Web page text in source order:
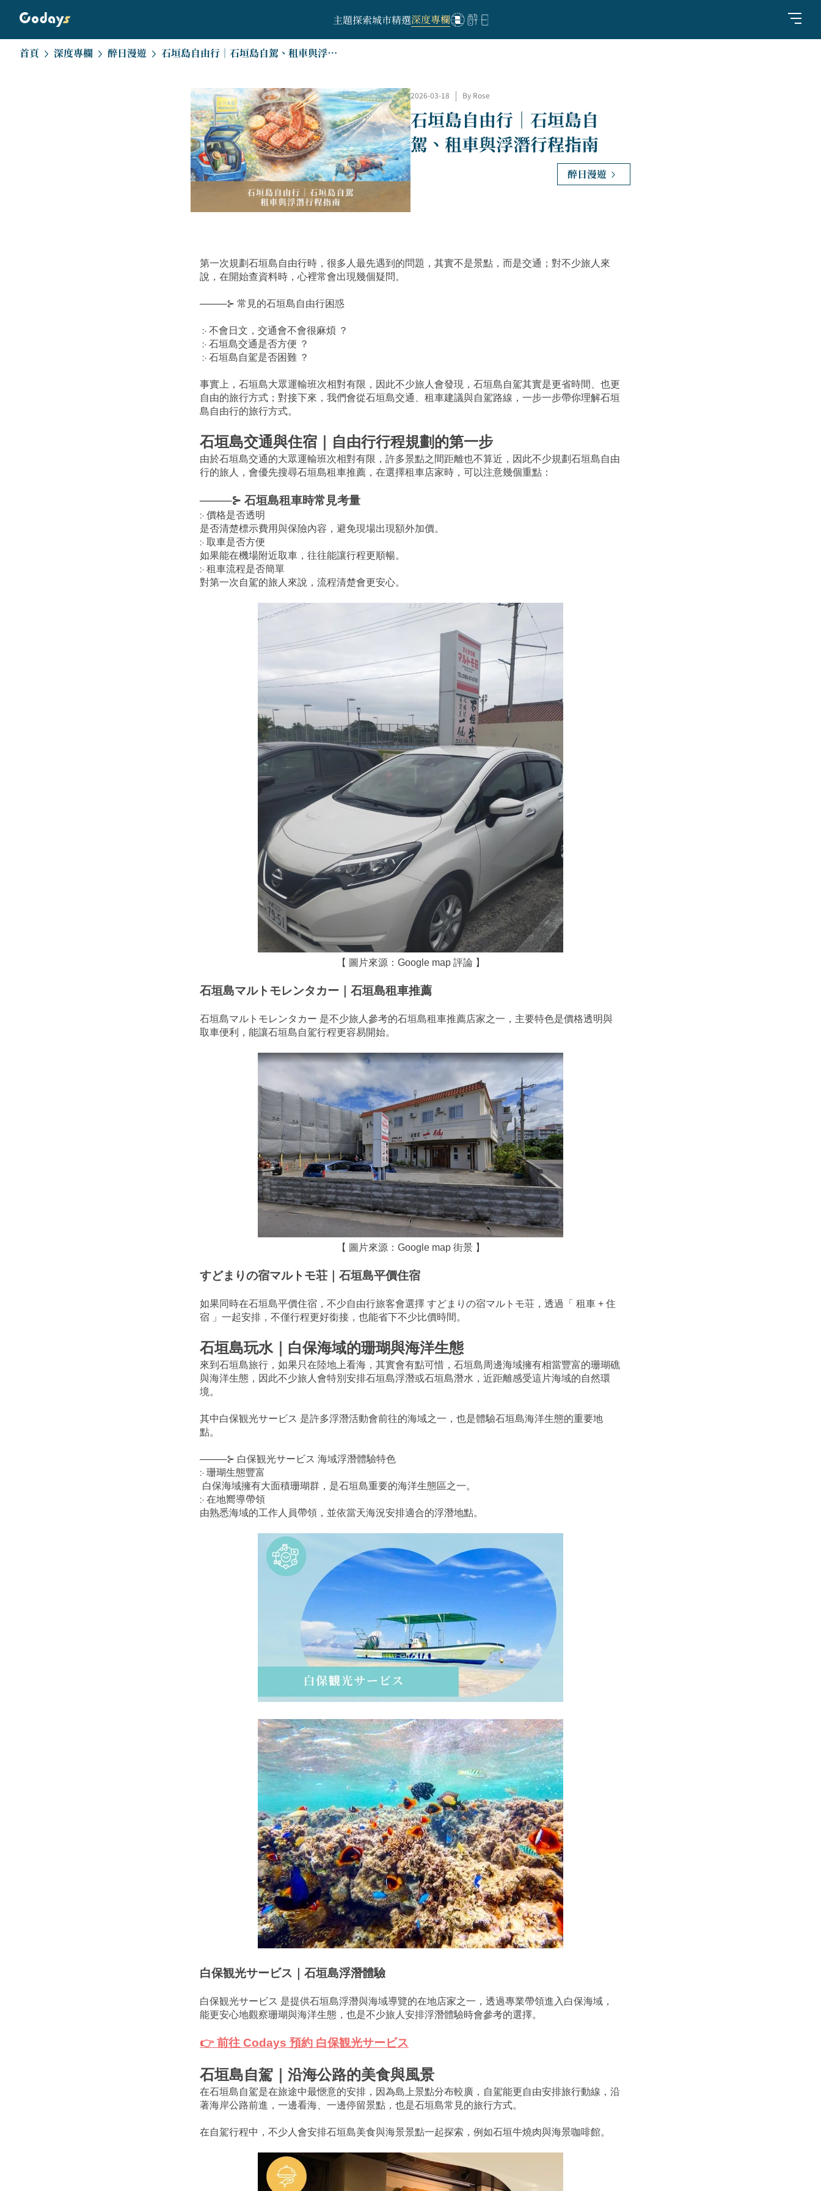
主題探索城市精選深度專欄
首頁 深度專欄 醉日漫遊 石垣島自由行｜石垣島自駕、租車與浮潛行程指南
2026-03-18 By Rose
石垣島自由行｜石垣島自
駕、租車與浮潛行程指南
醉日漫遊
第一次規劃石垣島自由行時，很多人最先遇到的問題，其實不是景點，而是交通；對不少旅人來
說，在開始查資料時，心裡常會出現幾個疑問。
────⊱ 常見的石垣島自由行困惑
჻ 不會日文，交通會不會很麻煩 ？
჻ 石垣島交通是否方便 ？
჻ 石垣島自駕是否困難 ？
事實上，石垣島大眾運輸班次相對有限，因此不少旅人會發現，石垣島自駕其實是更省時間、也更
自由的旅行方式；對接下來，我們會從石垣島交通、租車建議與自駕路線，一步一步帶你理解石垣
島自由行的旅行方式。
石垣島交通與住宿｜自由行行程規劃的第一步
由於石垣島交通的大眾運輸班次相對有限，許多景點之間距離也不算近，因此不少規劃石垣島自由
行的旅人，會優先搜尋石垣島租車推薦，在選擇租車店家時，可以注意幾個重點：
────⊱ 石垣島租車時常見考量
჻ 價格是否透明
是否清楚標示費用與保險內容，避免現場出現額外加價。
჻ 取車是否方便
如果能在機場附近取車，往往能讓行程更順暢。
჻ 租車流程是否簡單
對第一次自駕的旅人來說，流程清楚會更安心。
【 圖片來源：Google map 評論 】
石垣島マルトモレンタカー｜石垣島租車推薦
石垣島マルトモレンタカー 是不少旅人參考的石垣島租車推薦店家之一，主要特色是價格透明與
取車便利，能讓石垣島自駕行程更容易開始。
【 圖片來源：Google map 街景 】
すどまりの宿マルトモ荘｜石垣島平價住宿
如果同時在石垣島平價住宿，不少自由行旅客會選擇 すどまりの宿マルトモ荘，透過「 租車 + 住
宿 」一起安排，不僅行程更好銜接，也能省下不少比價時間。
石垣島玩水｜白保海域的珊瑚與海洋生態
來到石垣島旅行，如果只在陸地上看海，其實會有點可惜，石垣島周邊海域擁有相當豐富的珊瑚礁
與海洋生態，因此不少旅人會特別安排石垣島浮潛或石垣島潛水，近距離感受這片海域的自然環
境。
其中白保観光サービス 是許多浮潛活動會前往的海域之一，也是體驗石垣島海洋生態的重要地
點。
────⊱ 白保観光サービス 海域浮潛體驗特色
჻ 珊瑚生態豐富
白保海域擁有大面積珊瑚群，是石垣島重要的海洋生態區之一。
჻ 在地嚮導帶領
由熟悉海域的工作人員帶領，並依當天海況安排適合的浮潛地點。
白保観光サービス｜石垣島浮潛體驗
白保観光サービス 是提供石垣島浮潛與海域導覽的在地店家之一，透過專業帶領進入白保海域，
能更安心地觀察珊瑚與海洋生態，也是不少旅人安排浮潛體驗時會參考的選擇。
👉 前往 Codays 預約 白保観光サービス
石垣島自駕｜沿海公路的美食與風景
在石垣島自駕是在旅途中最愜意的安排，因為島上景點分布較廣，自駕能更自由安排旅行動線，沿
著海岸公路前進，一邊看海、一邊停留景點，也是石垣島常見的旅行方式。
在自駕行程中，不少人會安排石垣島美食與海景景點一起探索，例如石垣牛燒肉與海景咖啡館。